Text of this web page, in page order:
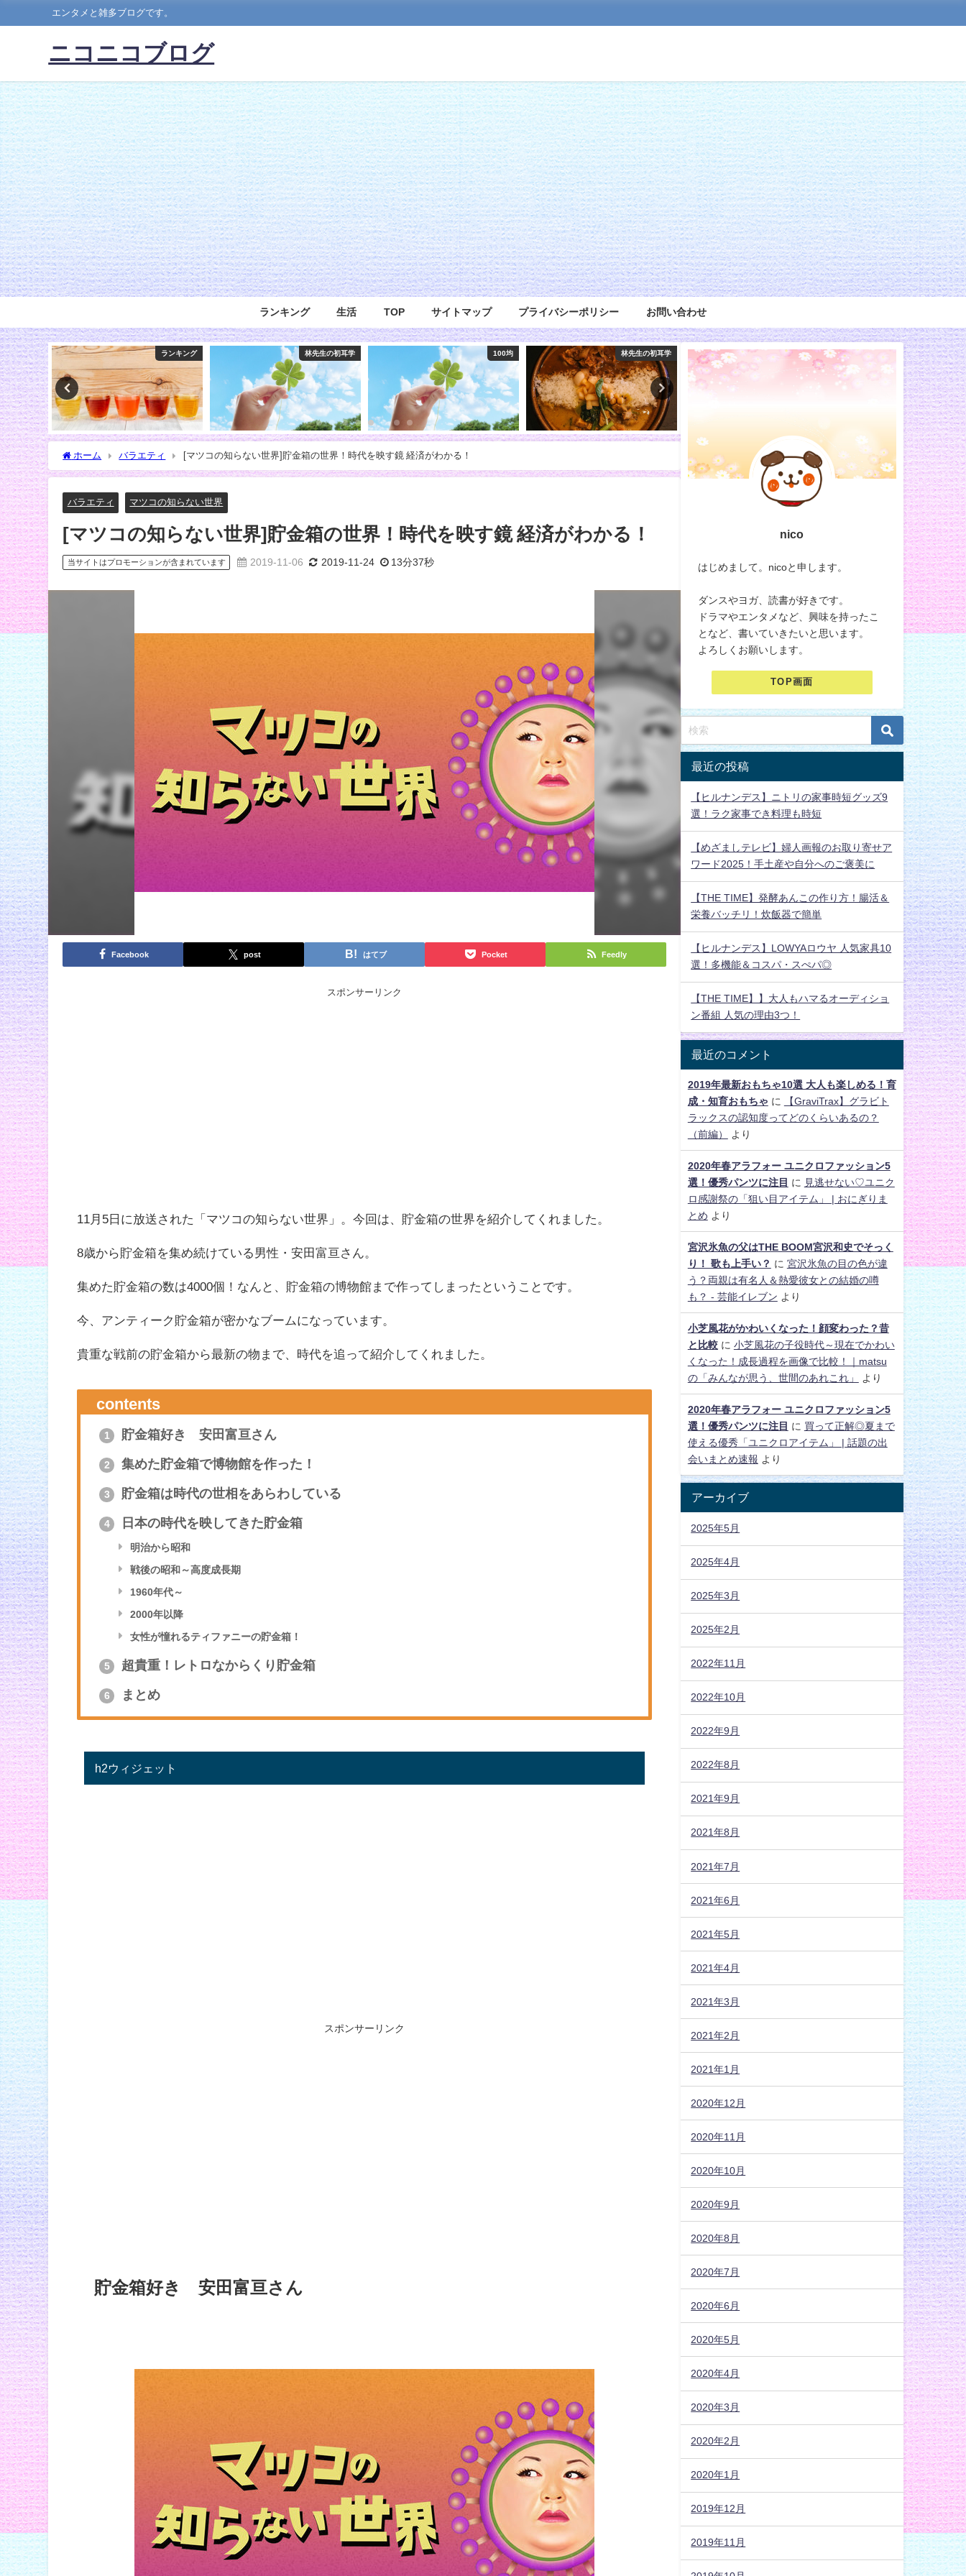
エンタメと雑多ブログです。
ニコニコブログ
ランキング 生活 TOP サイトマップ プライバシーポリシー お問い合わせ
ランキング 林先生の初耳学 100均 林先生の初耳学 バラエティ マツコの知らない世界
ホーム バラエティ [マツコの知らない世界]貯金箱の世界！時代を映す鏡 経済がわかる！
バラエティ マツコの知らない世界
[マツコの知らない世界]貯金箱の世界！時代を映す鏡 経済がわかる！
当サイトはプロモーションが含まれています 2019-11-06 2019-11-24 13分37秒
Facebook post はてブ Pocket Feedly
スポンサーリンク
11月5日に放送された「マツコの知らない世界」。今回は、貯金箱の世界を紹介してくれました。
8歳から貯金箱を集め続けている男性・安田富亘さん。
集めた貯金箱の数は4000個！なんと、貯金箱の博物館まで作ってしまったということです。
今、アンティーク貯金箱が密かなブームになっています。
貴重な戦前の貯金箱から最新の物まで、時代を追って紹介してくれました。
contents
1 貯金箱好き 安田富亘さん
2 集めた貯金箱で博物館を作った！
3 貯金箱は時代の世相をあらわしている
4 日本の時代を映してきた貯金箱
明治から昭和
戦後の昭和～高度成長期
1960年代～
2000年以降
女性が憧れるティファニーの貯金箱！
5 超貴重！レトロなからくり貯金箱
6 まとめ
h2ウィジェット
スポンサーリンク
貯金箱好き 安田 富亘さん
nico
はじめまして。nicoと申します。
ダンスやヨガ、読書が好きです。
ドラマやエンタメなど、興味を持ったこ
となど、書いていきたいと思います。
よろしくお願いします。
TOP画面
最近の投稿
【ヒルナンデス】ニトリの家事時短グッズ9
選！ラク家事でき料理も時短
【めざましテレビ】婦人画報のお取り寄せア
ワード2025！手土産や自分へのご褒美に
【THE TIME】発酵あんこの作り方！腸活＆
栄養バッチリ！炊飯器で簡単
【ヒルナンデス】LOWYAロウヤ 人気家具10
選！多機能＆コスパ・スぺパ◎
【THE TIME】】大人もハマるオーディショ
ン番組 人気の理由3つ！
最近のコメント
2019年最新おもちゃ10選 大人も楽しめる！育
成・知育おもちゃ に
【GraviTrax】グラビト
ラックスの認知度ってどのくらいあるの？
（前編）
より
2020年春アラフォー ユニクロファッション5
選！優秀パンツに注目 に
見逃せない♡ユニク
ロ感謝祭の「狙い目アイテム」 | おにぎりま
とめ より
宮沢氷魚の父はTHE BOOM宮沢和史でそっく
り！ 歌も上手い？ に 宮沢氷魚の目の色が違
う？両親は有名人＆熱愛彼女との結婚の噂
も？ - 芸能イレブン より
小芝風花がかわいくなった！顔変わった？昔
と比較に 小芝風花の子役時代～現在でかわい
くなった！成長過程を画像で比較！｜matsu
の「みんなが思う、世間のあれこれ」
より
2020年春アラフォー ユニクロファッション5
選！優秀パンツに注目 に 買って正解◎夏まで
使える優秀「ユニクロアイテム」 | 話題の出
会いまとめ速報 より
アーカイブ
2025年5月
2025年4月
2025年3月
2025年2月
2022年11月
2022年10月
2022年9月
2022年8月
2021年9月
2021年8月
2021年7月
2021年6月
2021年5月
2021年4月
2021年3月
2021年2月
2021年1月
2020年12月
2020年11月
2020年10月
2020年9月
2020年8月
2020年7月
2020年6月
2020年5月
2020年4月
2020年3月
2020年2月
2020年1月
2019年12月
2019年11月